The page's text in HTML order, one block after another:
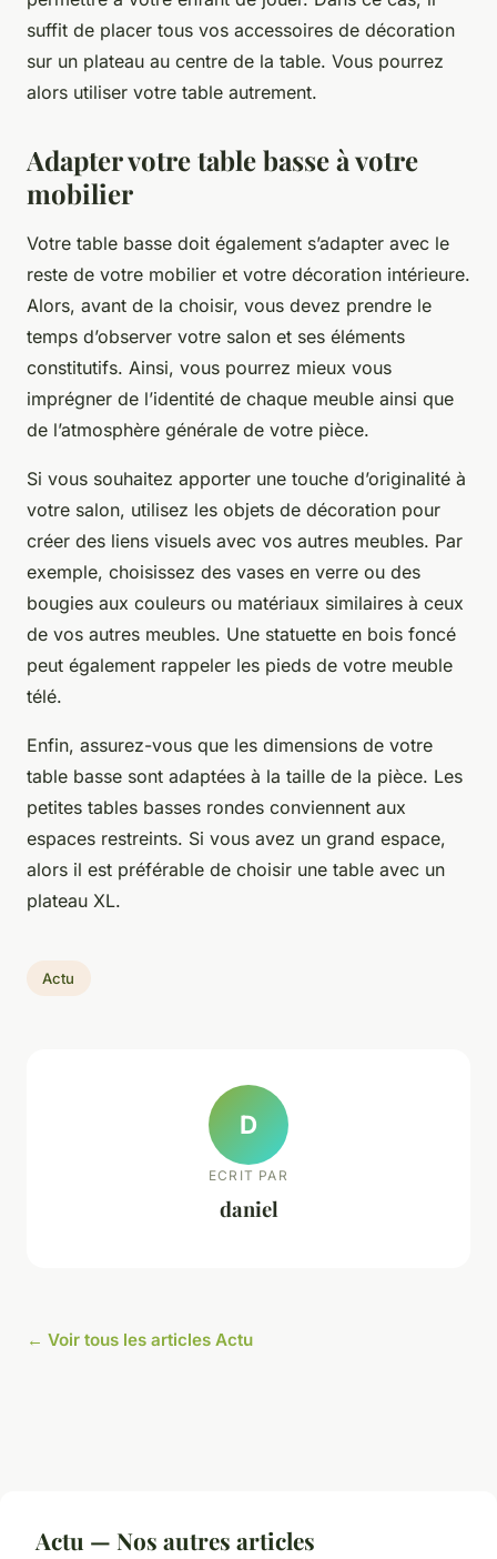
suffit de placer tous vos accessoires de décoration
sur un plateau au centre de la table. Vous pourrez
alors utiliser votre table autrement.
Adapter votre table basse à votre
mobilier
Votre table basse doit également s’adapter avec le
reste de votre mobilier et votre décoration intérieure.
Alors, avant de la choisir, vous devez prendre le
temps d’observer votre salon et ses éléments
constitutifs. Ainsi, vous pourrez mieux vous
imprégner de l’identité de chaque meuble ainsi que
de l’atmosphère générale de votre pièce.
Si vous souhaitez apporter une touche d’originalité à
votre salon, utilisez les objets de décoration pour
créer des liens visuels avec vos autres meubles. Par
exemple, choisissez des vases en verre ou des
bougies aux couleurs ou matériaux similaires à ceux
de vos autres meubles. Une statuette en bois foncé
peut également rappeler les pieds de votre meuble
télé.
Enfin, assurez-vous que les dimensions de votre
table basse sont adaptées à la taille de la pièce. Les
petites tables basses rondes conviennent aux
espaces restreints. Si vous avez un grand espace,
alors il est préférable de choisir une table avec un
plateau XL.
Actu
D
ECRIT PAR
daniel
← Voir tous les articles Actu
Actu — Nos autres articles